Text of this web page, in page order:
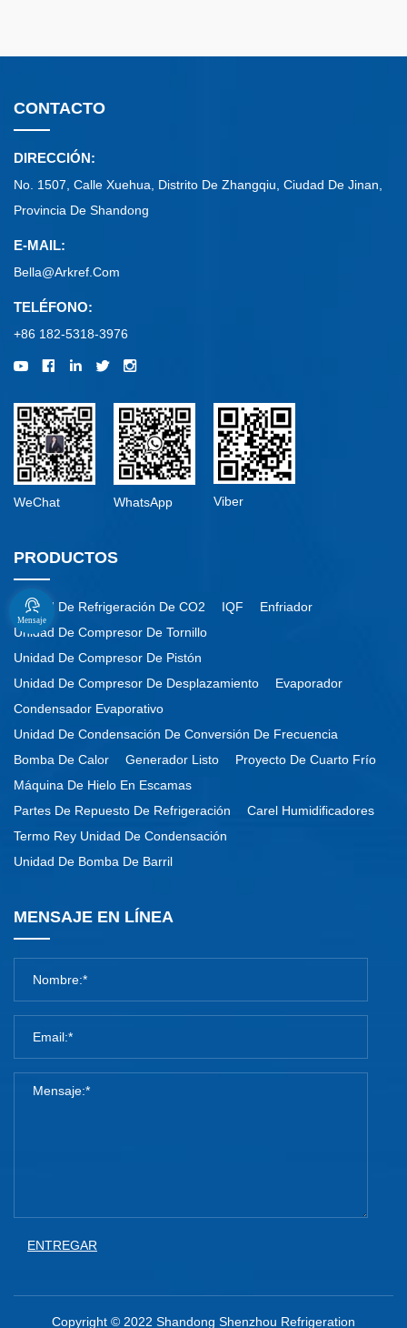
Mensaje
CONTACTO
DIRECCIÓN:
No. 1507, Calle Xuehua, Distrito De Zhangqiu, Ciudad De Jinan,
Provincia De Shandong
E-MAIL:
Bella@arkref.com
TELÉFONO:
+86 182-5318-3976
WeChat WhatsApp Viber
PRODUCTOS
Unidad De Refrigeración De CO2 IQF
Enfriador
Unidad De Compresor De Tornillo
Unidad De Compresor De Pistón
Unidad De Compresor De Desplazamiento
Evaporador
Condensador Evaporativo
Unidad De Condensación De Conversión De Frecuencia
Bomba De Calor
Generador Listo
Proyecto De Cuarto Frío
Máquina De Hielo En Escamas
Partes De Repuesto De Refrigeración
Carel Humidificadores
Termo Rey Unidad De Condensación
Unidad De Bomba De Barril
MENSAJE EN LÍNEA
ENTREGAR
Copyright © 2022 Shandong Shenzhou Refrigeration